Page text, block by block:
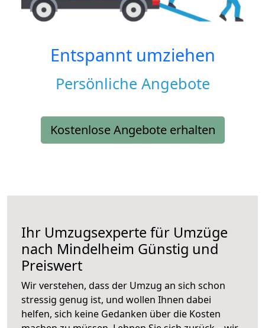
Entspannt umziehen
Persönliche Angebote
Kostenlose Angebote erhalten
Ihr Umzugsexperte für Umzüge
nach Mindelheim Günstig und
Preiswert
Wir verstehen, dass der Umzug an sich schon
stressig genug ist, und wollen Ihnen dabei
helfen, sich keine Gedanken über die Kosten